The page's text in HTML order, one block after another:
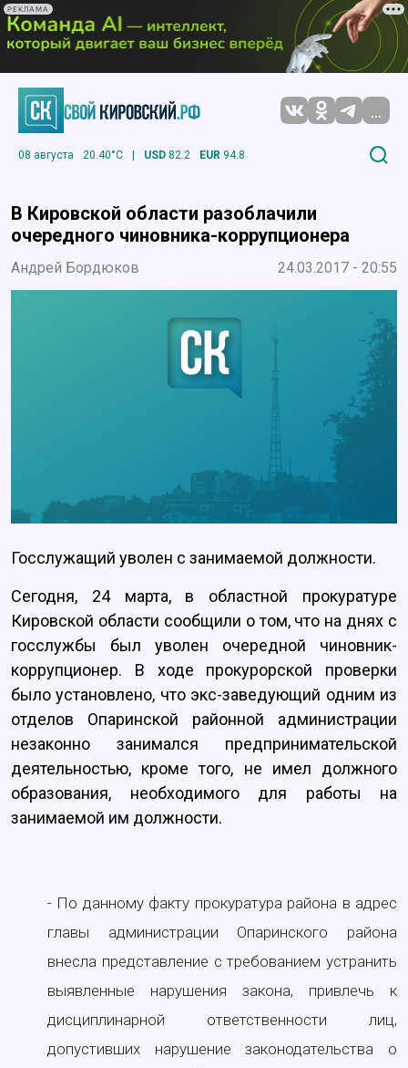
РЕКЛАМА
...
08 августа 20.40°C | USD 82.2 EUR 94.8
В Кировской области разоблачили
очередного чиновника-коррупционера
Андрей Бордюков 24.03.2017 - 20:55
Госслужащий уволен с занимаемой должности.
Сегодня, 24 марта, в областной прокуратуре
Кировской области сообщили о том, что на днях с
госслужбы был уволен очередной чиновник-
коррупционер. В ходе прокурорской проверки
было установлено, что экс-заведующий одним из
отделов Опаринской районной администрации
незаконно занимался предпринимательской
деятельностью, кроме того, не имел должного
образования, необходимого для работы на
занимаемой им должности.
- По данному факту прокуратура района в адрес
главы администрации Опаринского района
внесла представление с требованием устранить
выявленные нарушения закона, привлечь к
дисциплинарной ответственности лиц,
допустивших нарушение законодательства о